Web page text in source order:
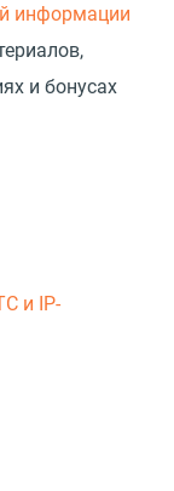
информации
и бонусах
и IP-